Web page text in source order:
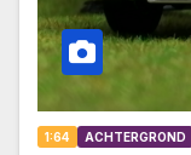
1:64 ACHTERGROND